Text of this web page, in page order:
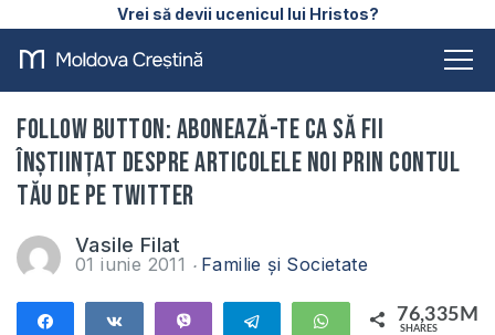
Vrei să devii ucenicul lui Hristos?
FOLLOW BUTTON: Abonează-te ca să fii
înştiinţat despre articolele noi prin contul
tău de pe Twitter
Vasile Filat
01 iunie 2011 Familie și Societate
Share Share Telegram WhatsApp76,335M
SHARES